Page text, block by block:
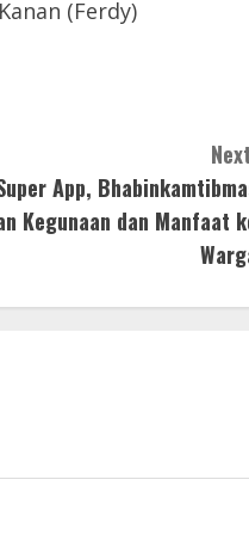
(Ferdy)
App,
Kegunaan dan Manfaat